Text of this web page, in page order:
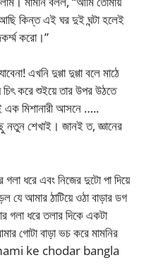
কিন্ত এই ঘর দুই ঘন্টা হলেই
করো।”
এখনি দুগ্গা দুগ্গা বলে মাঠে
চিৎ করে শুইয়ে তার উপর উঠতে
এক মিশানারী আসনে …..
শেখাই। জানই ত, জ্ঞানের
ধরে এবং নিজের দুটো পা দিয়ে
যে আমার ঠাটিয়ে ওঠা বাড়ার ডগ
গলা ধরে তলার দিকে একটা
গোটা বাড়া ভচ করে মামনির
mami ke chodar bangla